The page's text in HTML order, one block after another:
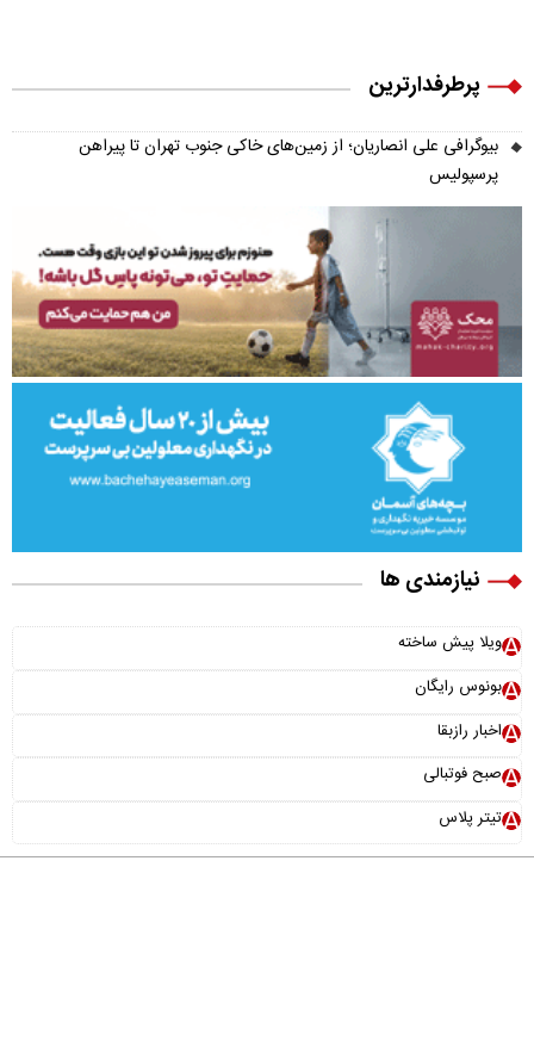
پرطرفدارترین
بیوگرافی علی انصاریان؛ از زمین‌های خاکی جنوب تهران تا پیراهن
پرسپولیس
نیازمندی ها
ویلا پیش ساخته
بونوس رایگان
اخبار رازبقا
صبح فوتبالی
تیتر پلاس